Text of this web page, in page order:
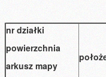
nr działki
powierzchnia
arkusz mapy